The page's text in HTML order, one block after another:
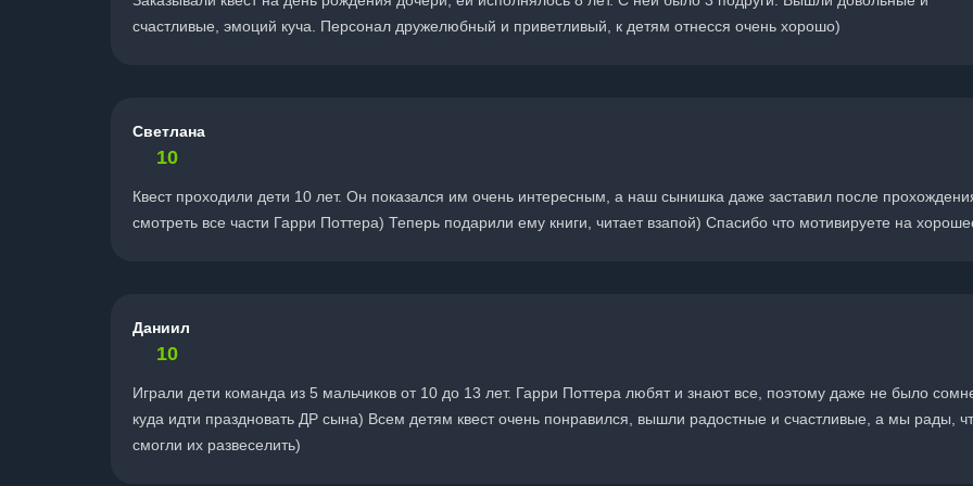
счастливые, эмоций куча. Персонал дружелюбный и приветливый, к детям отнесся очень хорошо)
Светлана
10
Квест проходили дети 10 лет. Он показался им очень интересным, а наш сынишка даже заставил после
смотреть все части Гарри Поттера) Теперь подарили ему книги, читает взапой) Спасибо что мотивируете на
Даниил
10
Играли дети команда из 5 мальчиков от 10 до 13 лет. Гарри Поттера любят и знают все, поэтому даже не было
куда идти праздновать ДР сына) Всем детям квест очень понравился, вышли радостные и счастливые, а мы рады,
смогли их развеселить)